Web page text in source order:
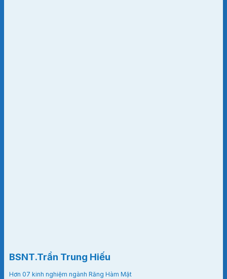
BSNT.Trần Trung Hiếu
Hơn 07 kinh nghiệm ngành Răng Hàm Mặt